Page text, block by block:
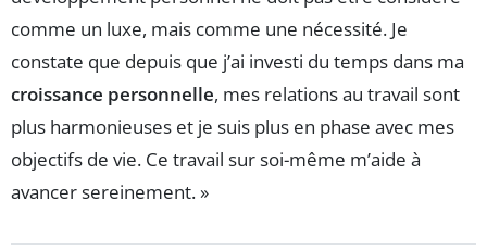
comme un luxe, mais comme une nécessité. Je
constate que depuis que j’ai investi du temps dans ma
croissance personnelle, mes relations au travail sont
plus harmonieuses et je suis plus en phase avec mes
objectifs de vie. Ce travail sur soi-même m’aide à
avancer sereinement. »